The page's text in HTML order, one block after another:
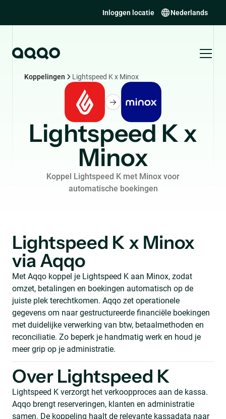
Inloggen locatie Nederlands
Koppelingen Lightspeed K x Minox
Lightspeed K x
Minox
Koppel Lightspeed K met Minox voor
automatische boekingen
Lightspeed K x Minox
via Aqqo
Met Aqqo koppel je Lightspeed K aan Minox, zodat
omzet, betalingen en boekingen automatisch op de
juiste plek terechtkomen. Aqqo zet operationele
gegevens om naar gestructureerde financiële boekingen
met duidelijke verwerking van btw, betaalmethoden en
reconciliatie. Zo beperk je handmatig werk en houd je
meer grip op je administratie.
Over Lightspeed K
Lightspeed K verzorgt het verkoopproces aan de kassa.
Aqqo brengt reserveringen, klanten en administratie
samen. De koppeling haalt de relevante kassadata naar